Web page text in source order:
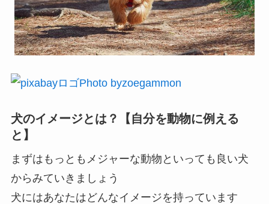
Photo byzoegammon
犬のイメージとは？【自分を動物に例える
と】
まずはもっともメジャーな動物といっても良い犬
からみていきましょう
犬にはあなたはどんなイメージを持っています